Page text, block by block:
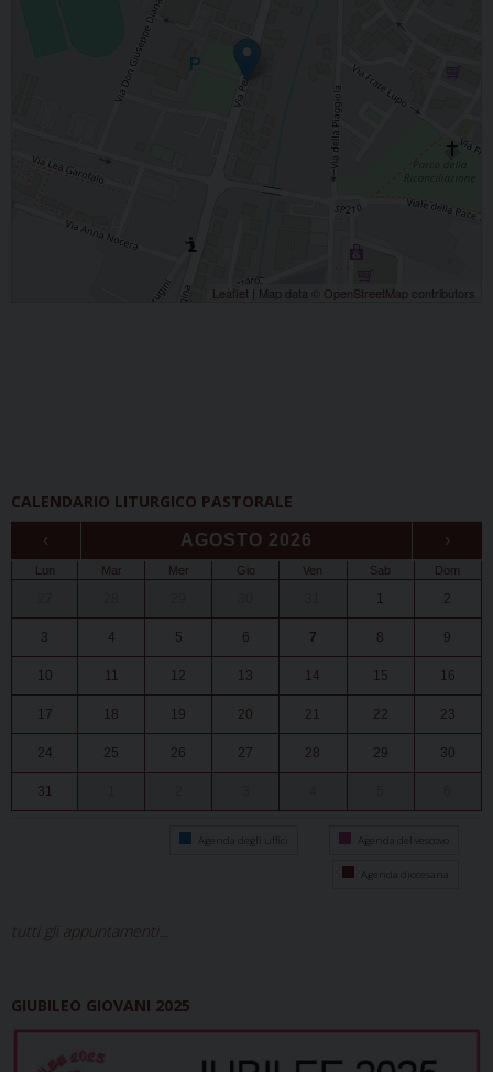
Leaflet | Map data © OpenStreetMap contributors
CALENDARIO LITURGICO PASTORALE
‹ AGOSTO 2026 ›
Lun Mar Mer Gio Ven Sab Dom
1 2
3 4 5 6 7 8 9
10 11 12 13 14 15 16
17 18 19 20 21 22 23
24 25 26 27 28 29 30
31
Agenda degli uffici Agenda del vescovo
Agenda diocesana
tutti gli appuntamenti...
GIUBILEO GIOVANI 2025